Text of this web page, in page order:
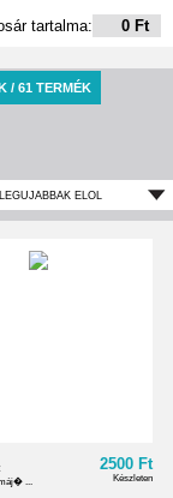
tartalma: 0 Ft
/ 61 TERMÉK
...
2500 Ft
Készleten